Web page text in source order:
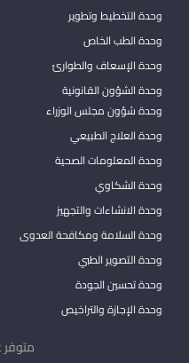
وحدة التخطيط وتطوير
وحدة الطب الخاص
وحدة الإسعاف والطوارئ
وحدة الشؤون القانونية
وحدة شؤون مجلس الوزراء
وحدة العلاج الطبيعي
وحدة المعلومات الصحية
وحدة الشكاوي
وحدة الانشاءات والتجهيز
وحدة السلامة ومكافحة العدوى
وحدة التصوير الطبي
وحدة تحسين الجودة
وحدة الإجازة والتراخيص
متوفر